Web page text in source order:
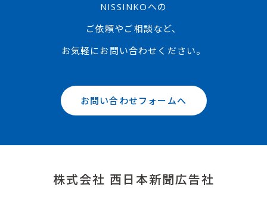
NISSINKOへの
ご依頼やご相談など、
お気軽にお問い合わせください。
お問い合わせフォームへ
株式会社 西日本新聞広告社